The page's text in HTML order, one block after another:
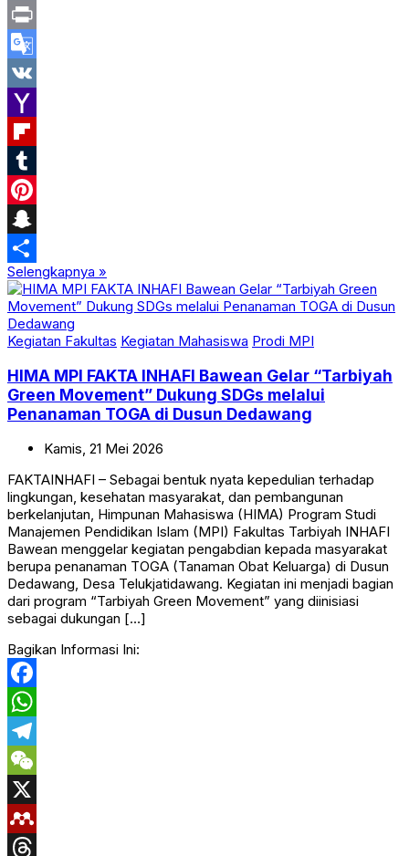
LinkedIn
Print
Google
Translate
VK
Yahoo
Mail
Flipboard
Tumblr
Pinterest
Snapchat
Share
Selengkapnya »
Kegiatan Fakultas Kegiatan Mahasiswa Prodi MPI
HIMA MPI FAKTA INHAFI Bawean Gelar “Tarbiyah
Green Movement” Dukung SDGs melalui
Penanaman TOGA di Dusun Dedawang
Kamis, 21 Mei 2026
FAKTAINHAFI – Sebagai bentuk nyata kepedulian terhadap
lingkungan, kesehatan masyarakat, dan pembangunan
berkelanjutan, Himpunan Mahasiswa (HIMA) Program Studi
Manajemen Pendidikan Islam (MPI) Fakultas Tarbiyah INHAFI
Bawean menggelar kegiatan pengabdian kepada masyarakat
berupa penanaman TOGA (Tanaman Obat Keluarga) di Dusun
Dedawang, Desa Telukjatidawang. Kegiatan ini menjadi bagian
dari program “Tarbiyah Green Movement” yang diinisiasi
sebagai dukungan […]
Bagikan Informasi Ini:
Facebook
WhatsApp
Telegram
WeChat
X
Mendeley